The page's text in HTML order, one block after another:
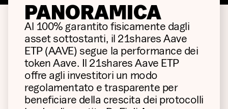
PANORAMICA
Al 100% garantito fisicamente dagli
asset sottostanti, il 21shares Aave
ETP (AAVE) segue la performance dei
token Aave. Il 21shares Aave ETP
offre agli investitori un modo
regolamentato e trasparente per
beneficiare della crescita dei protocolli